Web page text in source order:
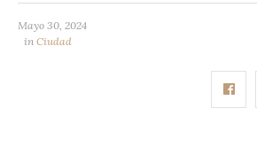
Mayo 30, 2024
in Ciudad